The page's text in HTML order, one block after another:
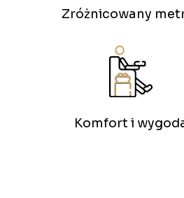
Zróżnicowany
Komfort i